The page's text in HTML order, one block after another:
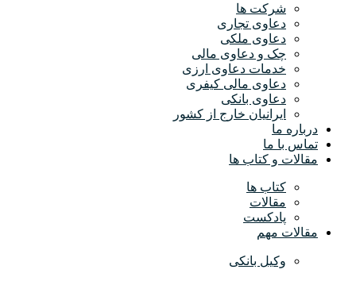
شرکت ها
دعاوی تجاری
دعاوی ملکی
چک و دعاوی مالی
خدمات دعاوی ارزی
دعاوی مالی کیفری
دعاوی بانکی
ایرانیان خارج از کشور
درباره ما
تماس با ما
مقالات و کتاب ها
کتاب ها
مقالات
پادکست
مقالات مهم
وکیل بانکی